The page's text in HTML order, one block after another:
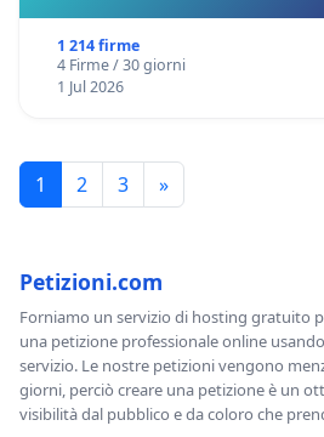
1 214 firme
4 Firme / 30 giorni
1 Jul 2026
1 2 3 »
Petizioni.com
Forniamo un servizio di hosting gratuito
una petizione professionale online
servizio. Le nostre petizioni vengono
giorni, perciò creare una petizione è un
visibilità dal pubblico e da coloro che